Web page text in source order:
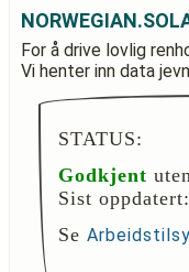
For å drive lovlig
Vi henter inn data
STATUS:
Godkjent
Sist oppdatert:
Se